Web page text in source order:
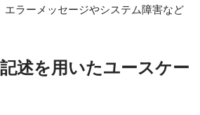
エラーメッセージやシステム障害など
述を用いたユースケー